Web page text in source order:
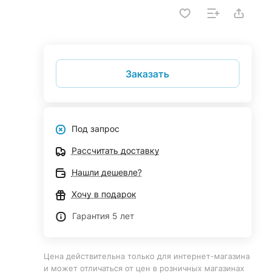
Заказать
Под запрос
Рассчитать доставку
Нашли дешевле?
Хочу в подарок
Гарантия 5 лет
Цена действительна только для интернет-магазина
и может отличаться от цен в розничных магазинах